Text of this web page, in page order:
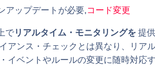
アップデートが必要,コード変更
でリアルタイム・モニタリングを 提
アンス・チェックとは異なり、リア
イベントやルールの変更に随時対応す